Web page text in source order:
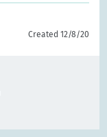
Created 12/8/20